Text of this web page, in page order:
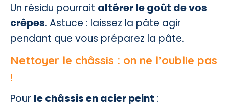
Un résidu pourrait altérer le goût de vos
crêpes. Astuce : laissez la pâte agir
pendant que vous préparez la pâte.
Nettoyer le châssis : on ne l’oublie pas
!
Pour le châssis en acier peint :